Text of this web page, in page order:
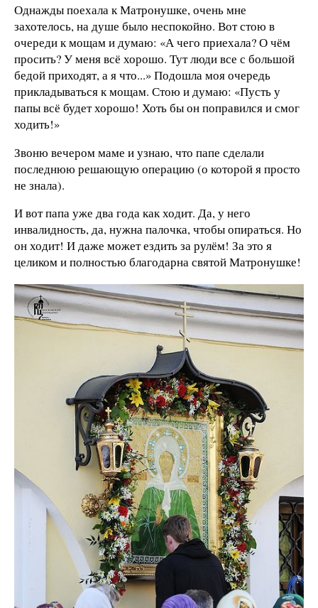
Однажды поехала к Матронушке, очень мне
захотелось, на душе было неспокойно. Вот стою в
очереди к мощам и думаю: «А чего приехала? О чём
просить? У меня всё хорошо. Тут люди все с большой
бедой приходят, а я что...» Подошла моя очередь
прикладываться к мощам. Стою и думаю: «Пусть у
папы всё будет хорошо! Хоть бы он поправился и смог
ходить!»
Звоню вечером маме и узнаю, что папе сделали
последнюю решающую операцию (о которой я просто
не знала).
И вот папа уже два года как ходит. Да, у него
инвалидность, да, нужна палочка, чтобы опираться. Но
он ходит! И даже может ездить за рулём! За это я
целиком и полностью благодарна святой Матронушке!